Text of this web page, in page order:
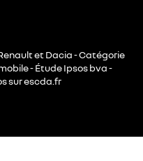
et Dacia - Catégorie
- Étude Ipsos bva -
sur escda.fr